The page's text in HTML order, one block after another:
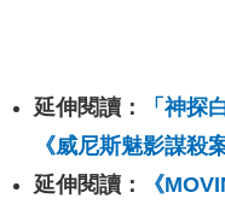
延伸閱讀：
「神探
《威尼斯魅影謀殺
延伸閱讀：
《